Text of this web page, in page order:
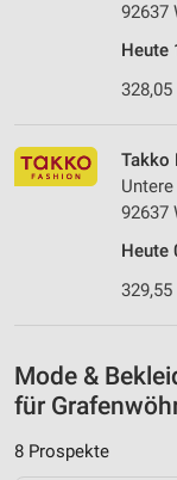
92637
Heute
Takko
92637
Heute
Mode &
für
8 Prospekte
Erstellung von
von Inhalten
Verwendung von
Messung der
Messung der
Analyse von
Kombinationen
Verwendung
Inhalten
IAB-Besonderheiten: